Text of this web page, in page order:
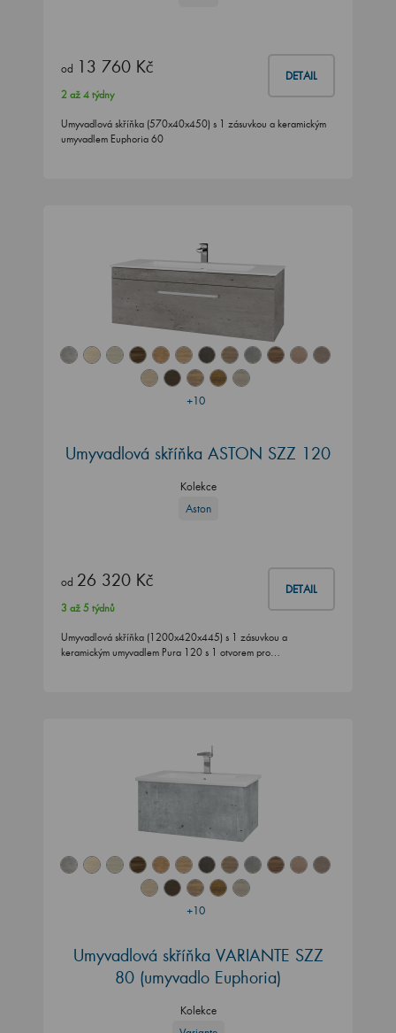
od 13 760 Kč DETAIL
2 až 4 týdny
Umyvadlová skříňka (570x40x450) s 1 zásuvkou a keramickým
umyvadlem Euphoria 60
+10
Umyvadlová skříňka ASTON SZZ 120
Kolekce
Aston
od 26 320 Kč DETAIL
3 až 5 týdnů
Umyvadlová skříňka (1200x420x445) s 1 zásuvkou a
keramickým umyvadlem Pura 120 s 1 otvorem pro…
+10
Umyvadlová skříňka VARIANTE SZZ
80 (umyvadlo Euphoria)
Kolekce